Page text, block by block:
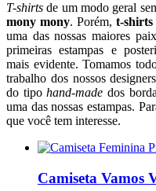
T-shirts de um modo geral
mony mony. Porém, t-shirts
uma das nossas maiores
primeiras estampas e
mais evidente. Tomamos
trabalho dos nossos
do tipohand-made dos
uma das nossas estampas.
que você tem interesse.
Camiseta Vamos